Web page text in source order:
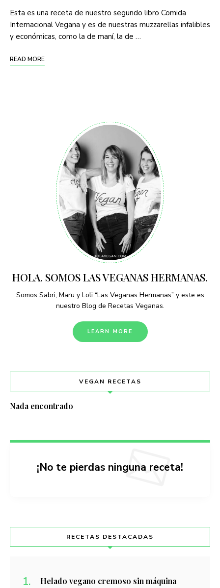
Esta es una receta de nuestro segundo libro Comida
Internacional Vegana y es de nuestras muzzarellas infalibles
y económicas, como la de maní, la de …
READ MORE
HOLA. SOMOS LAS VEGANAS HERMANAS.
Somos Sabri, Maru y Loli “Las Veganas Hermanas” y este es
nuestro Blog de Recetas Veganas.
LEARN MORE
VEGAN RECETAS
Nada encontrado
¡No te pierdas ninguna receta!
RECETAS DESTACADAS
Helado vegano cremoso sin máquina